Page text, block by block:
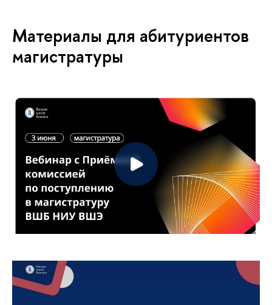
Материалы для абитуриентов
магистратуры